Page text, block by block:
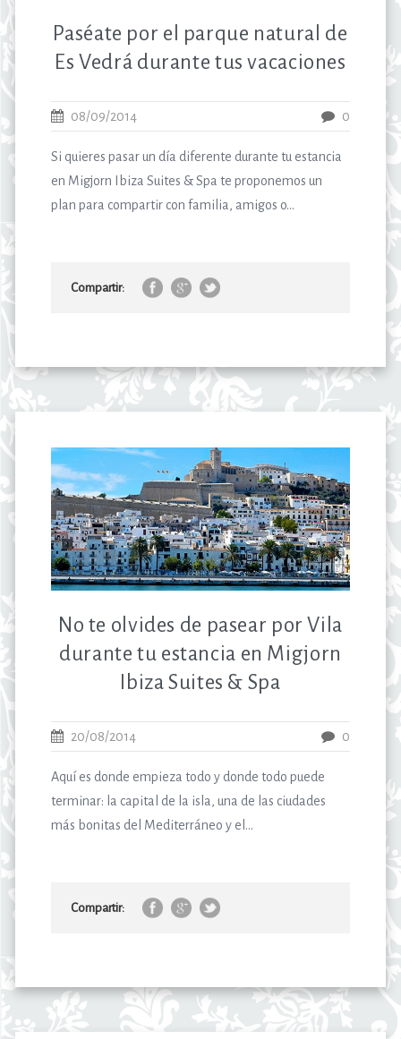
Paséate por el parque natural de
Es Vedrá durante tus vacaciones
08/09/2014 0
Si quieres pasar un día diferente durante tu estancia
en Migjorn Ibiza Suites & Spa te proponemos un
plan para compartir con familia, amigos o...
Compartir:
No te olvides de pasear por Vila
durante tu estancia en Migjorn
Ibiza Suites & Spa
20/08/2014 0
Aquí es donde empieza todo y donde todo puede
terminar: la capital de la isla, una de las ciudades
más bonitas del Mediterráneo y el...
Compartir: